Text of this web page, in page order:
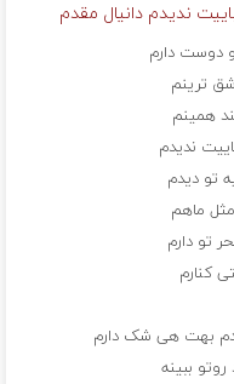
ندیدم دانیال مقدم
دوست دارم
ترینم
همینم
ندیدم
تو دیدم
ماهم
تو دارم
کنارم
بهت هی شک دارم
ببینه